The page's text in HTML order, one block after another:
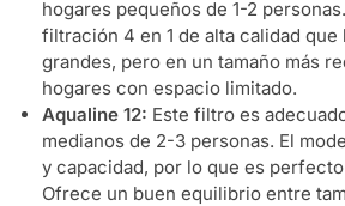
hogares pequeños de 1-2
filtración 4 en 1 de alta calidad que
grandes, pero en un tamaño más
hogares con espacio limitado.
Aqualine 12: Este filtro es
medianos de 2-3 personas. El
y capacidad, por lo que es
Ofrece un buen equilibrio entre